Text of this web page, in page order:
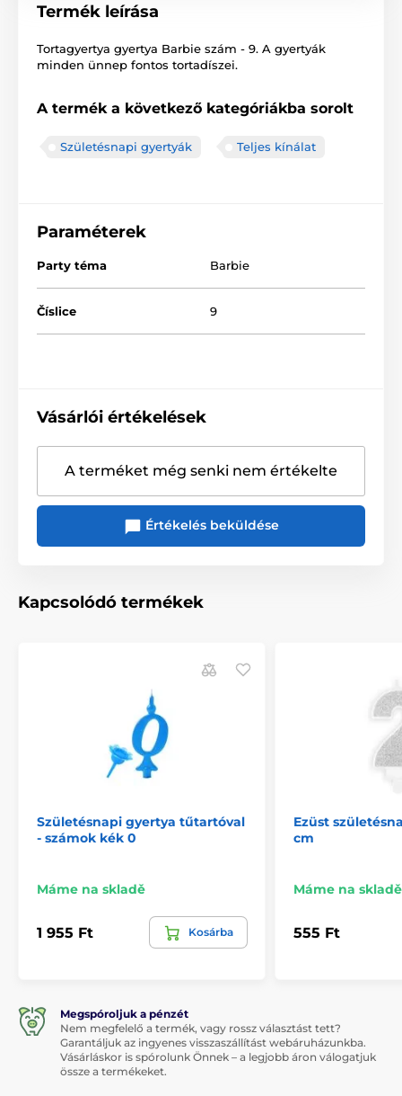
Termék leírása
Tortagyertya gyertya Barbie szám - 9. A gyertyák
minden ünnep fontos tortadíszei.
A termék a következő kategóriákba sorolt
Születésnapi gyertyák Teljes kínálat
Paraméterek
Party téma Barbie
Číslice 9
Vásárlói értékelések
A terméket még senki nem értékelte
Értékelés beküldése
Kapcsolódó termékek
Születésnapi gyertya tűtartóval
- számok kék 0
Máme na skladě
1 955 Ft Kosárba
Ezüst
cm
Máme na skladě
555 Ft
Megspóroljuk a pénzét
Nem megfelelő a termék, vagy rossz választást tett?
Garantáljuk az ingyenes visszaszállítást webáruházunkba.
Vásárláskor is spórolunk Önnek – a legjobb áron válogatjuk
össze a termékeket.